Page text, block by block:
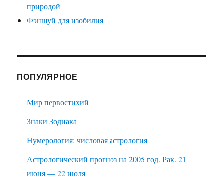
природой
Фэншуй для изобилия
ПОПУЛЯРНОЕ
Мир первостихий
Знаки Зодиака
Нумерология: числовая астрология
Астрологический прогноз на 2005 год. Рак. 21
июня — 22 июля